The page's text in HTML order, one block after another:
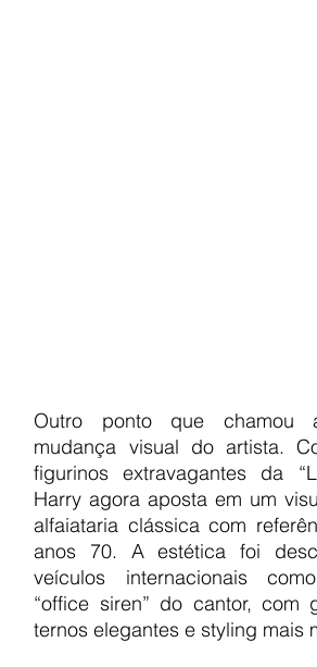
Outro ponto que chamou
mudança visual do artista.
figurinos extravagantes da
Harry agora aposta em um
alfaiataria clássica com
anos 70. A estética foi
veículos internacionais
“office siren” do cantor, com
ternos elegantes e styling mais